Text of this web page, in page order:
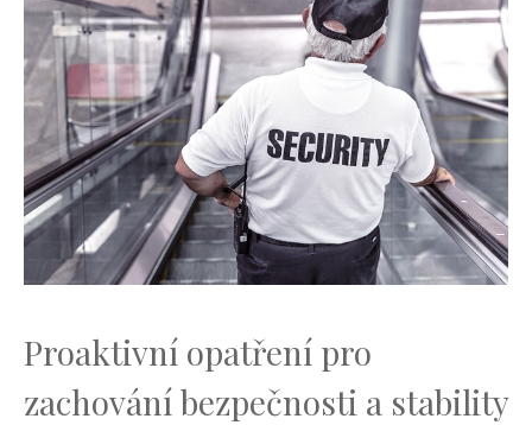
Proaktivní opatření pro
zachování ‍bezpečnosti a stability